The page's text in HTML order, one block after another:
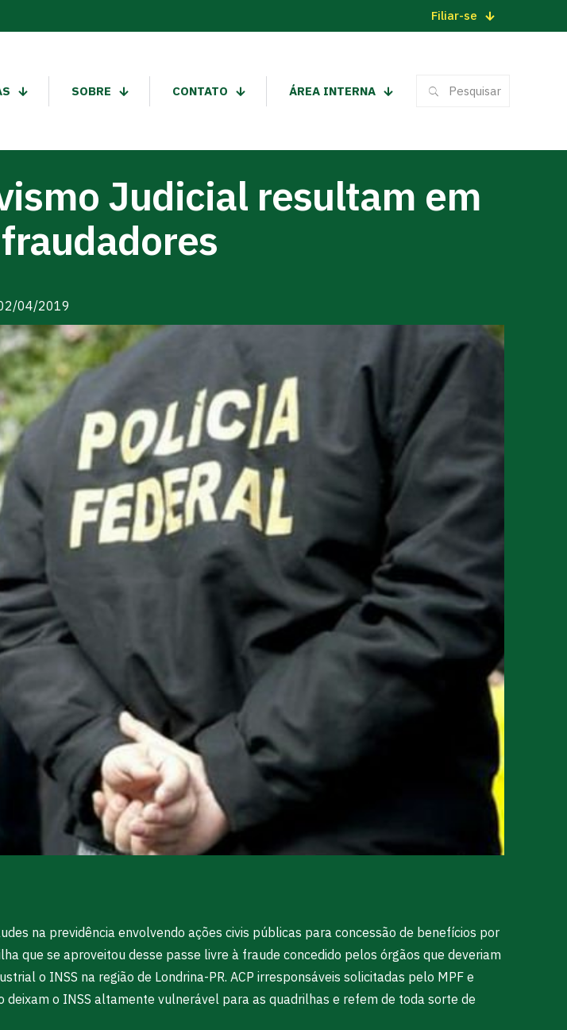
Filiar-se
SOBRE CONTATO ÁREA INTERNA
Judicial resultam em
04/2019
na previdência envolvendo ações civis públicas para concessão de benefícios por
que se aproveitou desse passe livre à fraude concedido pelos órgãos que deveriam
o INSS na região de Londrina-PR. ACP irresponsáveis solicitadas pelo MPF e
o INSS altamente vulnerável para as quadrilhas e refem de toda sorte de